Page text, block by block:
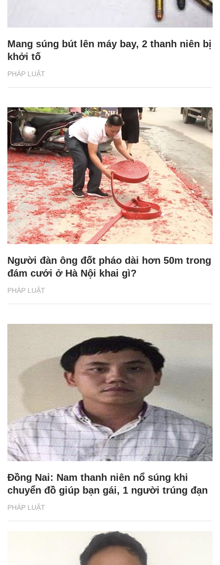
PHÁP LUẬT
Mang súng bút lên máy bay, 2 thanh niên bị
khởi tố
PHÁP LUẬT
Người đàn ông đốt pháo dài hơn 50m trong
đám cưới ở Hà Nội khai gì?
PHÁP LUẬT
Đồng Nai: Nam thanh niên nổ súng khi
chuyển đồ giúp bạn gái, 1 người trúng đạn